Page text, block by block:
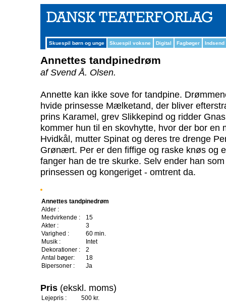
Skuespil børn og unge Skuespil voksne Digital Fagbøger Indsend
Annettes tandpinedrøm
af Svend Å. Olsen.
Annette kan ikke sove for tandpine.
hvide prinsesse Mælketand, der bliver
prins Karamel, grev Slikkepind og ridder
kommer hun til en skovhytte, hvor der bor
Hvidkål, mutter Spinat og deres tre drenge
Grønært. Per er den fiffige og raske knøs og
fanger han de tre skurke. Selv ender han
prinsessen og kongeriget - omtrent da.
Annettes tandpinedrøm
Alder :
Medvirkende :
15
Akter :
3
Varighed :
60 min.
Musik :
Intet
Dekorationer :
2
Antal bøger:
18
Bipersoner :
Ja
Pris (ekskl. moms)
Lejepris :
500 kr.